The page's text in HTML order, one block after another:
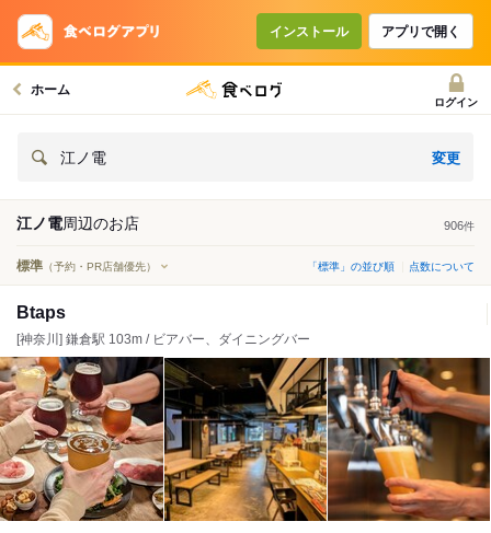
インストール アプリで開く
ホーム
ログイン
江ノ電 変更
江ノ電周辺のお店 906件
標準 （予約・PR店舗優先） 「標準」の並び順 点数について
Btaps
[神奈川] 鎌倉駅 103m / ビアバー、ダイニングバー